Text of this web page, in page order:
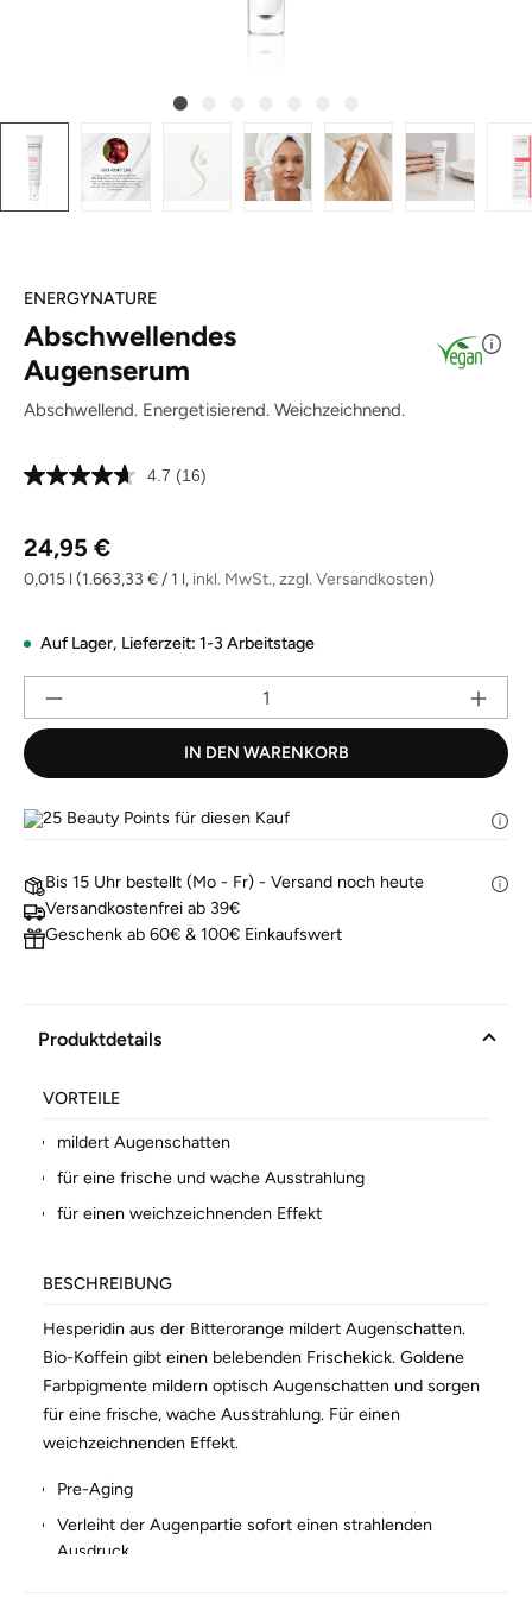
ENERGYNATURE
Abschwellendes
Augenserum
Abschwellend. Energetisierend. Weichzeichnend.
4.7 16
derselben
(16)
Regulärer Preis:
24,95 €
0,015 l (1.663,33 € / 1 l, inkl. MwSt., zzgl. Versandkosten)
Auf Lager, Lieferzeit: 1-3 Arbeitstage
IN DEN WARENKORB
25 Beauty Points für diesen Kauf
Bis 15 Uhr bestellt (Mo - Fr) - Versand noch heute
Versandkostenfrei ab 39€
Geschenk ab 60€ & 100€ Einkaufswert
Produktdetails
VORTEILE
mildert Augenschatten
für eine frische und wache Ausstrahlung
für einen weichzeichnenden Effekt
BESCHREIBUNG
Hesperidin aus der Bitterorange mildert Augenschatten.
Bio-Koffein gibt einen belebenden Frischekick. Goldene
Farbpigmente mildern optisch Augenschatten und sorgen
für eine frische, wache Ausstrahlung. Für einen
weichzeichnenden Effekt.
Pre-Aging
Verleiht der Augenpartie sofort einen strahlenden
Ausdruck